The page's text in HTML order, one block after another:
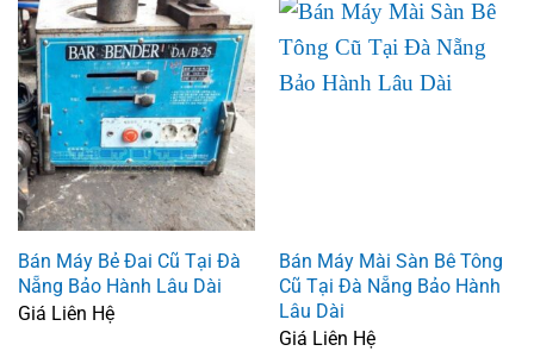
Bán Máy Bẻ Đai Cũ Tại Đà
Nẵng Bảo Hành Lâu Dài
Giá Liên Hệ
Bán Máy Mài Sàn Bê Tông
Cũ Tại Đà Nẵng Bảo Hành
Lâu Dài
Giá Liên Hệ